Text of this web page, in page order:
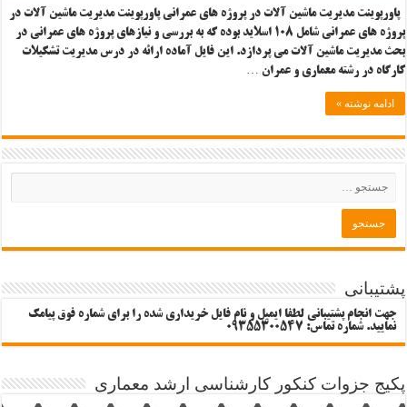
پاورپوینت مدیریت ماشین آلات در پروژه های عمرانی پاورپوینت مدیریت ماشین آلات در
پروژه های عمرانی شامل ۱۰۸ اسلاید بوده که به بررسی و نیازهای پروژه های عمرانی در
بحث مدیریت ماشین آلات می پردازد. این فایل آماده ارائه در درس مدیریت تشکیلات
کارگاه در رشته معماری و عمران …
ادامه نوشته »
پشتیبانی
جهت انجام پشتیبانی لطفا ایمیل و نام فایل خریداری شده را برای شماره فوق پیامک
نمایید. شماره تماس: 09355300547
پکیج جزوات کنکور کارشناسی ارشد معماری